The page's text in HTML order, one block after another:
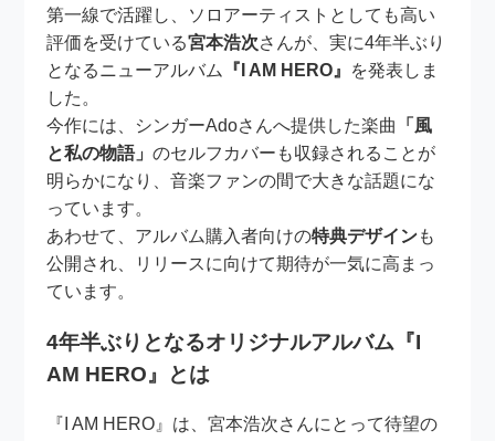
第一線で活躍し、ソロアーティストとしても高い
評価を受けている宮本浩次さんが、実に4年半ぶり
となるニューアルバム
『I AM HERO』 を発表しま
した。
今作には、シンガーAdoさんへ提供した楽曲
「風
と私の物語」のセルフカバーも収録されることが
明らかになり、音楽ファンの間で大きな話題にな
っています。
あわせて、アルバム購入者向けの特典デザインも
公開され、リリースに向けて期待が一気に高まっ
ています。
4年半ぶりとなるオリジナルアルバム『I
AM HERO』とは
『I AM HERO』は、宮本浩次さんにとって待望の